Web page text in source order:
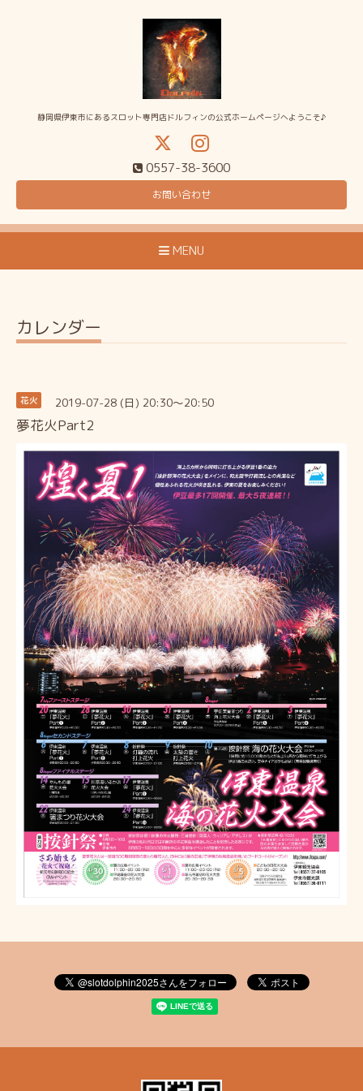
静岡県伊東市にあるスロット専門店ドルフィンの公式ホームページへようこそ♪
0557-38-3600
お問い合わせ
MENU
カレンダー
花火 2019-07-28 (日) 20:30～20:50
夢花火Part2